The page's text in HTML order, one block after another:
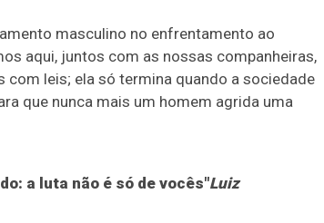
masculino no enfrentamento ao
aqui, juntos com as nossas companheiras,
com leis; ela só termina quando a sociedade
que nunca mais um homem agrida uma
a luta não é só de vocês"Luiz